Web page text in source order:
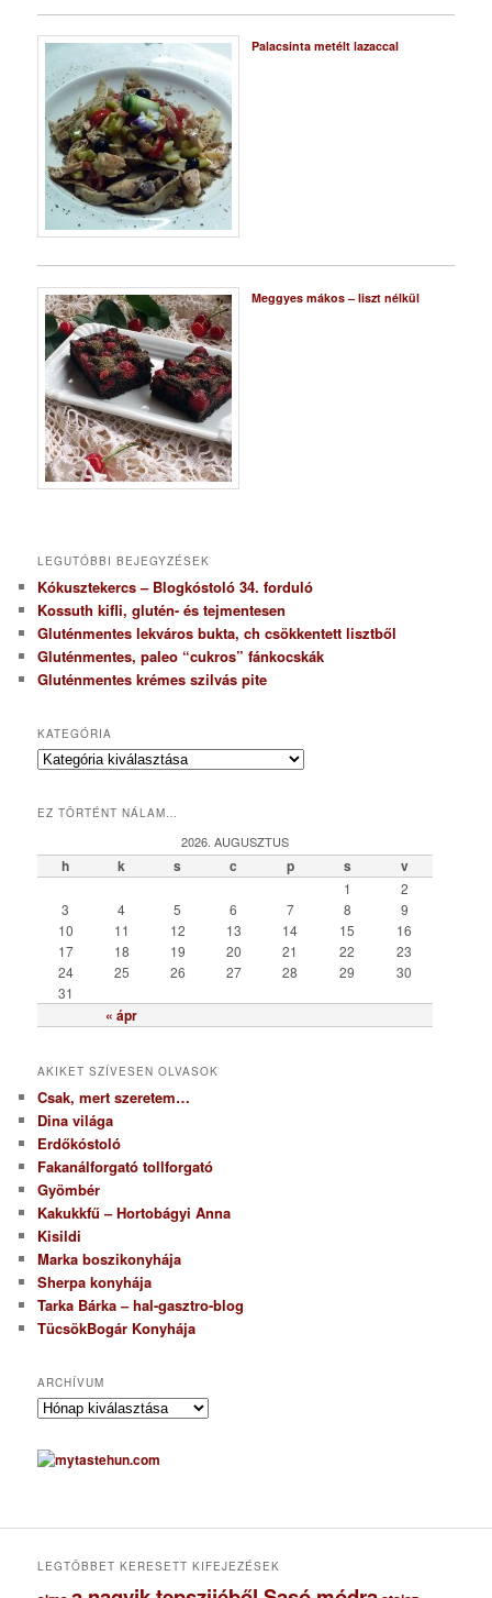
Palacsinta metélt lazaccal
Meggyes mákos – liszt nélkül
LEGUTÓBBI BEJEGYZÉSEK
Kókusztekercs – Blogkóstoló 34. forduló
Kossuth kifli, glutén- és tejmentesen
Gluténmentes lekváros bukta, ch csökkentett lisztből
Gluténmentes, paleo “cukros” fánkocskák
Gluténmentes krémes szilvás pite
KATEGÓRIA
K
e
r
EZ TÖRTÉNT NÁLAM…
2026. AUGUSZTUS
h k s c p s v
« ápr
1
2
3
4 5 6 7 8
9
10
11 12 13 14 15
16
17
18 19 20 21 22
23
24
25 26 27 28 29
30
31
AKIKET SZÍVESEN OLVASOK
Csak, mert szeretem…
Dina világa
Erdőkóstoló
Fakanálforgató tollforgató
Gyömbér
Kakukkfű – Hortobágyi Anna
Kisildi
Marka boszikonyhája
Sherpa konyhája
Tarka Bárka – hal-gasztro-blog
TücsökBogár Konyhája
ARCHÍVUM
A
c
h
u
LEGTÖBBET KERESETT KIFEJEZÉSEK